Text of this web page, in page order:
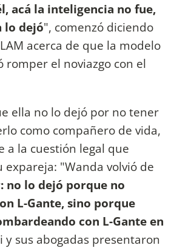
acá la inteligencia no fue,
lo dejó", comenzó diciendo
acerca de que la modelo
romper el noviazgo con el
ella no lo dejó por no tener
como compañero de vida,
a la cuestión legal que
expareja: "Wanda volvió de
no lo dejó porque no
L-Gante, sino porque
con L-Gante en
y sus abogadas presentaron